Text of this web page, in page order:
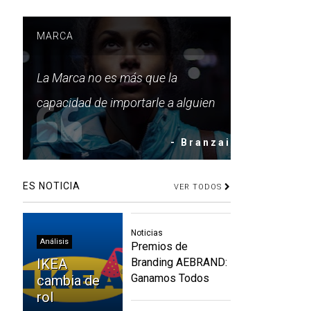
MARCA
La Marca no es más que la
capacidad de importarle a alguien
- Branzai
ES NOTICIA VER TODOS
Análisis
IKEA
cambia de
rol
Noticias
Premios de
Branding AEBRAND:
Ganamos Todos